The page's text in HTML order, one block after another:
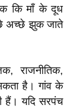
कि माँ के दूध
अच्छे झुक जाते
राजनीतिक,
है। गांव के
हैं। यदि सरपंच